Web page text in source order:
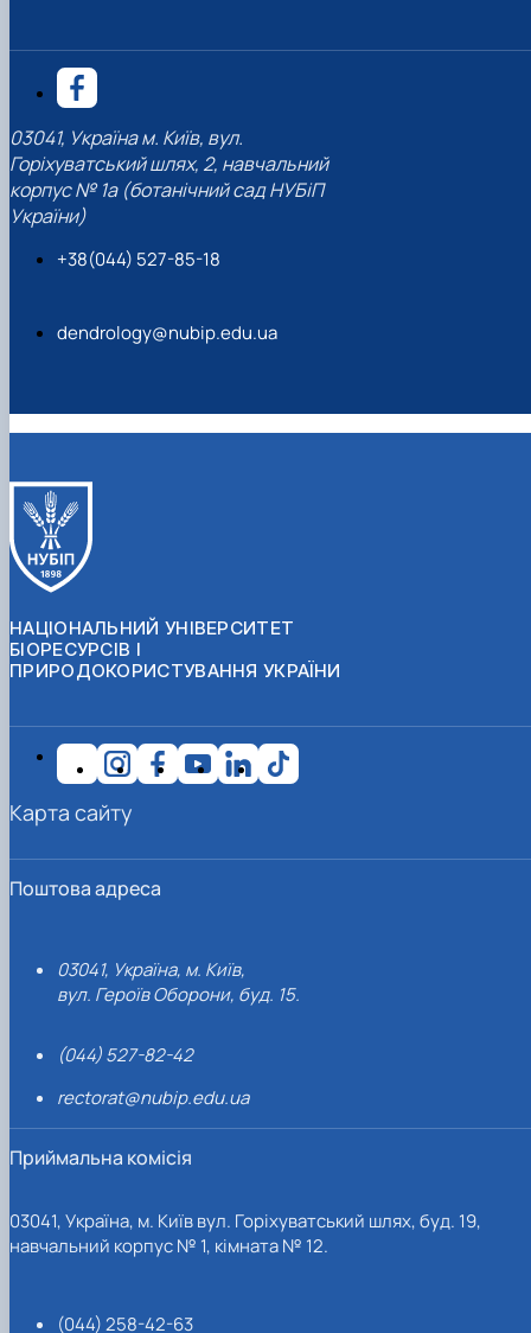
03041, Україна м. Київ, вул.
Горіхуватський шлях, 2, навчальний
корпус № 1а (ботанічний сад НУБіП
України)
+38(044) 527-85-18
dendrology@nubip.edu.ua
НАЦІОНАЛЬНИЙ УНІВЕРСИТЕТ
БІОРЕСУРСІВ І
ПРИРОДОКОРИСТУВАННЯ УКРАЇНИ
Поштова адреса
03041, Україна, м. Київ,
вул. Героїв Оборони, буд. 15.
(044) 527-82-42
rectorat@nubip.edu.ua
Приймальна комісія
03041, Україна, м. Київ вул. Горіхуватський шлях, буд. 19,
навчальний корпус № 1, кімната № 12.
(044) 258-42-63
Карта сайту